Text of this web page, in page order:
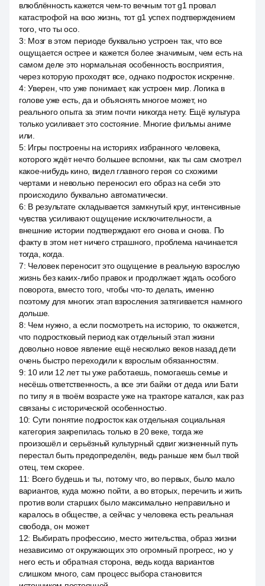
влюблённость кажется чем-то вечным тот g1 провал
катастрофой на всю жизнь, тот g1 успех подтверждением
того, что ты осо.
3: Мозг в этом периоде буквально устроен так, что все
ощущается острее и кажется более значимым, чем есть на
самом деле это нормальная особенность восприятия,
через которую проходят все, однако подросток искренне.
4:Уверен, что уже понимает, как устроен мир. Логика в
голове уже есть, да и объяснять многое может, но
реального опыта за этим почти никогда нету. Ещё культура
только усиливает это состояние. Многие фильмы аниме
или.
5: Игры построены на историях избранного человека,
которого ждёт нечто большее вспомни, как ты сам смотрел
какое-нибудь кино, видел главного героя со схожими
чертами и невольно переносил его образ на себя это
происходило буквально автоматически.
6: В результате складывается замкнутый круг, интенсивные
чувства усиливают ощущение исключительности, а
внешние истории подтверждают его снова и снова. По
факту в этом нет ничего страшного, проблема начинается
тогда, когда.
7: Человек переносит это ощущение в реальную взрослую
жизнь без каких-либо правок и продолжает ждать особого
поворота, вместо того, чтобы что-то делать, именно
поэтому для многих этап взросления затягивается намного
дольше.
8: Чем нужно, а если посмотреть на историю, то окажется,
что подростковый период как отдельный этап жизни
довольно новое явление ещё несколько веков назад дети
очень быстро переходили к взрослым обязанностям.
9: 10 или 12 лет ты уже работаешь, помогаешь семье и
несёшь ответственность, а все эти байки от деда или Бати
по типу я в твоём возрасте уже на тракторе катался, как раз
связаны с исторической особенностью.
10: Сути понятие подросток как отдельная социальная
категория закрепилась только в 20 веке, тогда же
произошёл и серьёзный культурный сдвиг жизненный путь
перестал быть предопределён, ведь раньше кем был твой
отец, тем скорее.
11: Всего будешь и ты, потому что, во первых, было мало
вариантов, куда можно пойти, а во вторых, перечить и жить
против воли старших было максимально неправильно и
каралось в обществе, а сейчас у человека есть реальная
свобода, он может
12: Выбирать профессию, место жительства, образ жизни
независимо от окружающих это огромный прогресс, но у
него есть и обратная сторона, ведь когда вариантов
слишком много, сам процесс выбора становится